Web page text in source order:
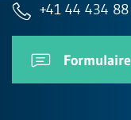
+41 44 434